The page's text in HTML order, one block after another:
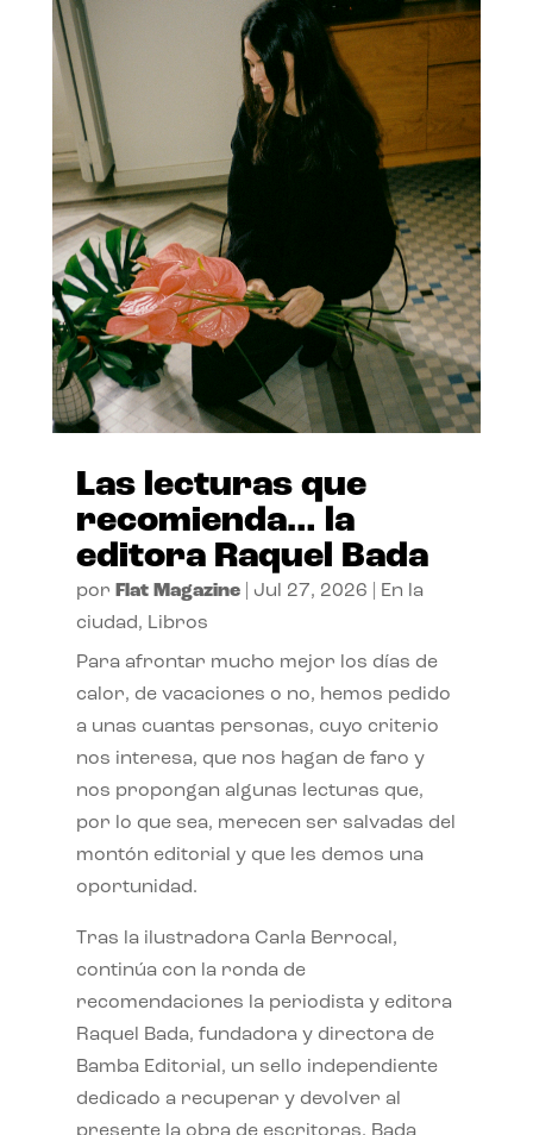
Las lecturas que
recomienda… la
editora Raquel Bada
por Flat Magazine| Jul 27, 2026
En la
ciudad, Libros
Para afrontar mucho mejor los días de
calor, de vacaciones o no, hemos pedido
a unas cuantas personas, cuyo criterio
nos interesa, que nos hagan de faro y
nos propongan algunas lecturas que,
por lo que sea, merecen ser salvadas del
montón editorial y que les demos una
oportunidad.
Tras la ilustradora Carla Berrocal,
continúa con la ronda de
recomendaciones la periodista y editora
Raquel Bada, fundadora y directora de
Bamba Editorial, un sello independiente
dedicado a recuperar y devolver al